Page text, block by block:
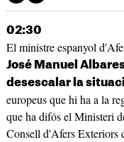
02:30
El ministre espanyol
José Manuel
desescalar la
europeus que hi ha a la
que ha difós el Ministeri
Consell d'Afers Exteriors